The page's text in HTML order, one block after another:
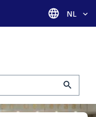
Taal
NL